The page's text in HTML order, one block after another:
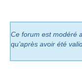
Ce forum est modéré
qu’après avoir été